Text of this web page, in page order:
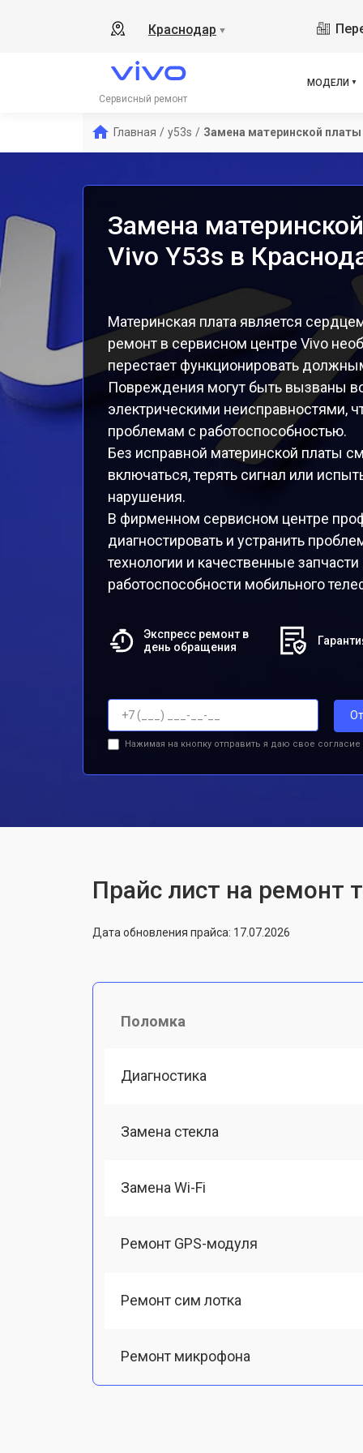
Краснодар ▼
Сервисный ремонт
МОДЕЛИV23e
Y12
Главная / y53s / Замена материнской платы
Замена
Vivo Y53s в
Материнская плата является
ремонт в сервисном центре Vivo
перестает функционировать
Повреждения могут быть вызваны
электрическими неисправностями,
проблемам с работоспособностью.
Без исправной материнской платы
включаться, терять сигнал или
нарушения.
В фирменном сервисном центре
диагностировать и устранить
технологии и качественные
работоспособности мобильного
Экспресс ремонт в
день обращения
Нажимая на кнопку отправить я даю свое согласие
Прайс лист на ремонт
Дата обновления прайса: 17.07.2026
Поломка
Диагностика
Замена стекла
Замена Wi-Fi
Ремонт GPS-модуля
Ремонт сим лотка
Ремонт микрофона